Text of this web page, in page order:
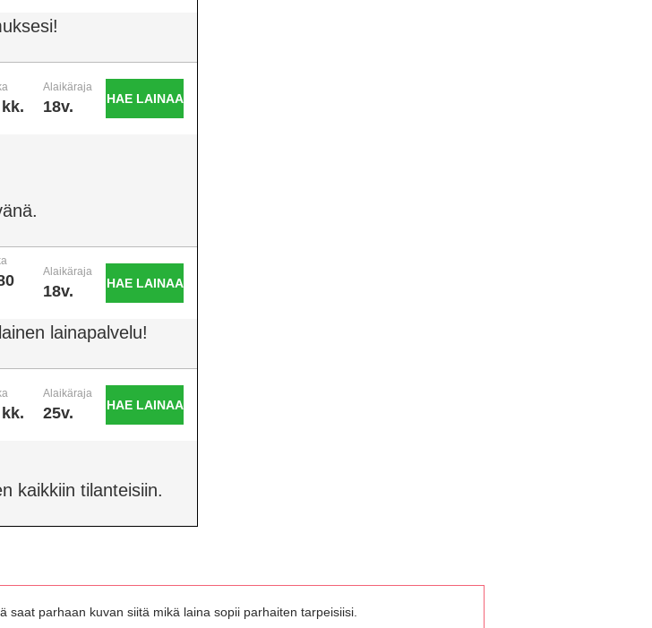
Alaikäraja
18v. HAE LAINAA
Alaikäraja
18v. HAE LAINAA
lainapalvelu!
Alaikäraja
25v. HAE LAINAA
kaikkiin tilanteisiin.
saat parhaan kuvan siitä mikä laina sopii parhaiten tarpeisiisi.